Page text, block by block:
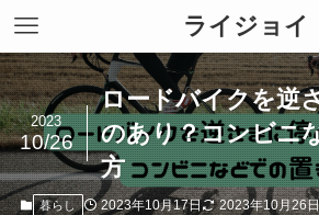
ライジョイ
ロードバイクを逆
のあり？コンビニ
方
2023
10/26
暮らし 2023年10月17日 2023年10月26日